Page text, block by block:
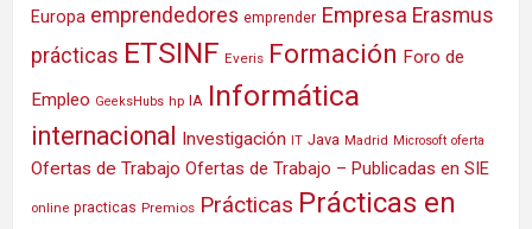
Europa emprendedores emprender Empresa Erasmus
prácticas ETSINF Everis Formación Foro de
Empleo GeeksHubs hp IA Informática
internacional Investigación IT Java Madrid Microsoft oferta
Ofertas de Trabajo Ofertas de Trabajo – Publicadas en SIE
online practicas Premios Prácticas Prácticas en